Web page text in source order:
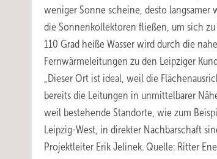
weniger Sonne scheine, desto langsamer
die Sonnenkollektoren fließen, um sich zu
110 Grad heiße Wasser wird durch die
Fernwärmeleitungen zu den Leipziger
„Dieser Ort ist ideal, weil die
bereits die Leitungen in unmittelbarer
weil bestehende Standorte, wie zum
Leipzig-West, in direkter Nachbarschaft
Projektleiter Erik Jelinek. Quelle: Ritter